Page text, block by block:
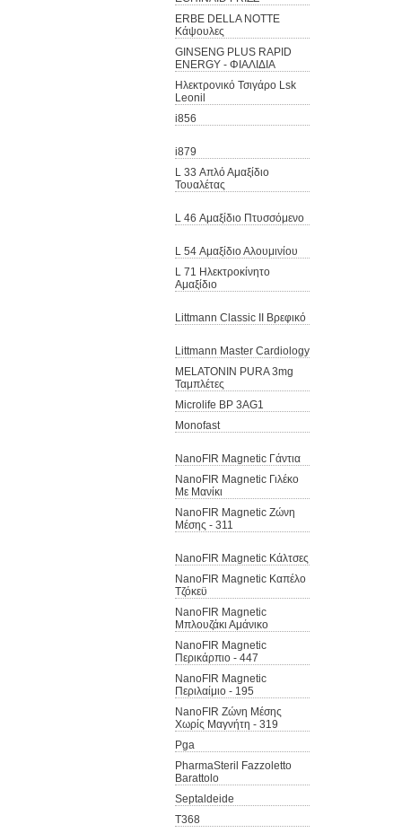
ERBE DELLA NOTTE
Κάψουλες
GINSENG PLUS RAPID
ENERGY - ΦΙΑΛΙΔΙΑ
Hλεκτρονικό Τσιγάρο Lsk
Leonil
i856
i879
L 33 Απλό Αμαξίδιο
Τουαλέτας
L 46 Αμαξίδιο Πτυσσόμενο
L 54 Αμαξίδιο Αλουμινίου
L 71 Ηλεκτροκίνητο
Αμαξίδιο
Littmann Classic II Βρεφικό
Littmann Master Cardiology
MELATONIN PURA 3mg
Ταμπλέτες
Microlife BP 3AG1
Monofast
NanoFIR Magnetic Γάντια
NanoFIR Magnetic Γιλέκο
Με Μανίκι
NanoFIR Magnetic Ζώνη
Μέσης - 311
NanoFIR Magnetic Κάλτσες
NanoFIR Magnetic Καπέλο
Τζόκεϋ
NanoFIR Magnetic
Μπλουζάκι Αμάνικο
NanoFIR Magnetic
Περικάρπιο - 447
NanoFIR Magnetic
Περιλαίμιο - 195
NanoFIR Ζώνη Μέσης
Χωρίς Μαγνήτη - 319
Pga
PharmaSteril Fazzoletto
Barattolo
Septaldeide
T368